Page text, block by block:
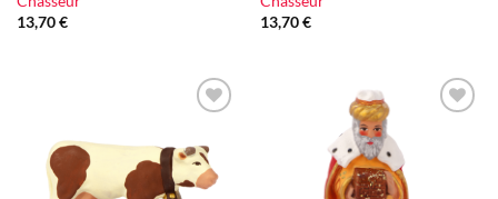
13,70€
13,70€
à la liste
d'envie